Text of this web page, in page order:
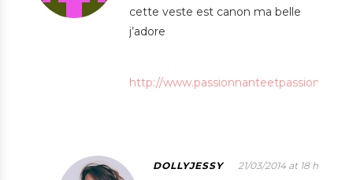
cette veste est canon ma belle
j’adore
http://
DOLLYJESSY
21/03/2014 at 18 h